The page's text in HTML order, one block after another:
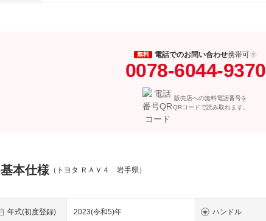
無料 電話でのお問い合わせ携帯可
0078-6044-9370
販売店への無料電話番号を
QRコードで読み取れます。
基本仕様 （トヨタ ＲＡＶ４ 岩手県）
年式(初度登録) 2023(令和5)年 ハンドル